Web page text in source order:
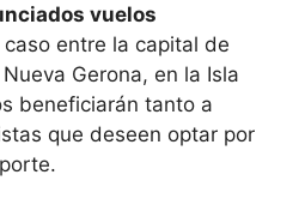
vuelos
entre la capital de
Gerona, en la Isla
beneficiarán tanto a
que deseen optar por